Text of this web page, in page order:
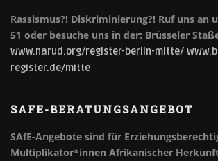
Rassismus?! Diskriminierung?! Ruf uns an
51 oder besuche uns in der: Brüsseler
www.narud.org/register-berlin-mitte/
register.de/mitte
SAFE-BERATUNGSANGEBOT
SAfE-Angebote sind für
Multiplikator*innen Afrikanischer